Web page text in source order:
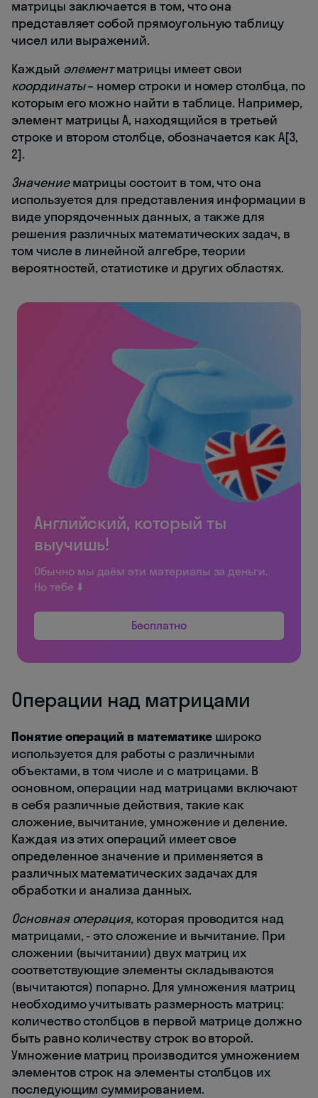
матрицы заключается в том, что она
представляет собой прямоугольную таблицу
чисел или выражений.
Каждый элементматрицы имеет свои
координаты– номер строки и номер столбца, по
которым его можно найти в таблице. Например,
элемент матрицы А, находящийся в третьей
строке и втором столбце, обозначается как A[3,
2].
Значениематрицы состоит в том, что она
используется для представления информации в
виде упорядоченных данных, а также для
решения различных математических задач, в
том числе в линейной алгебре, теории
вероятностей, статистике и других областях.
Английский, который ты
выучишь!
Обычно мы даём эти материалы за деньги.
Но тебе ⬇️
Бесплатно
Операции над матрицами
Понятие операций в математикешироко
используется для работы с различными
объектами, в том числе и с матрицами. В
основном, операции над матрицами включают
в себя различные действия, такие как
сложение, вычитание, умножение и деление.
Каждая из этих операций имеет свое
определенное значение и применяется в
различных математических задачах для
обработки и анализа данных.
Основная операция, которая проводится над
матрицами, - это сложение и вычитание. При
сложении (вычитании) двух матриц их
соответствующие элементы складываются
(вычитаются) попарно. Для умножения матриц
необходимо учитывать размерность матриц:
количество столбцов в первой матрице должно
быть равно количеству строк во второй.
Умножение матриц производится умножением
элементов строк на элементы столбцов их
последующим суммированием.